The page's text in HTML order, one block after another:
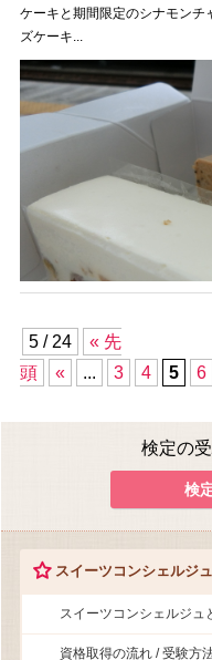
ケーキと期間限定のシナモン
ズケーキ...
5 / 24
« 先
頭
« ... 3 4 5 6
検定の
検
スイーツコンシェルジ
スイーツコンシェルジュ
資格取得の流れ / 受験方